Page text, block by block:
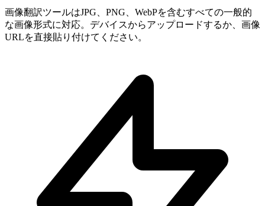
画像翻訳ツールはJPG、PNG、WebPを含むすべての一般的
な画像形式に対応。デバイスからアップロードするか、画像
URLを直接貼り付けてください。